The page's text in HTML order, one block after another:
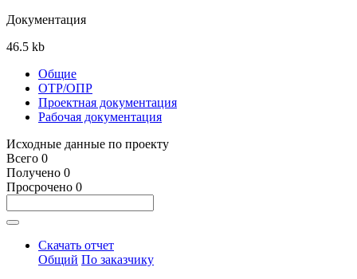
Документация
46.5 kb
Общие
ОТР/ОПР
Проектная документация
Рабочая документация
Исходные данные по проекту
Всего 0
Получено 0
Просрочено 0
Скачать отчет
Общий По заказчику